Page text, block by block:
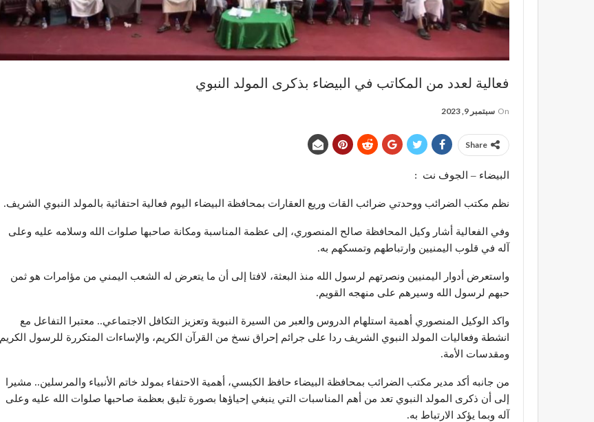
فعالية لعدد من المكاتب في البيضاء بذكرى المولد النبوي
On سبتمبر 9, 2023
Share
البيضاء – الجوف نت :
نظم مكتب الضرائب ووحدتي ضرائب القات وريع العقارات بمحافظة البيضاء اليوم فعالية احتفائية بالمولد النبوي الشريف.
وفي الفعالية أشار وكيل المحافظة صالح المنصوري، إلى عظمة المناسبة ومكانة صاحبها صلوات الله وسلامه عليه وعلى
آله في قلوب اليمنيين وارتباطهم وتمسكهم به.
واستعرض أدوار اليمنيين ونصرتهم لرسول الله منذ البعثة، لافتا إلى أن ما يتعرض له الشعب اليمني من مؤامرات هو ثمن
حبهم لرسول الله وسيرهم على منهجه القويم.
واكد الوكيل المنصوري أهمية استلهام الدروس والعبر من السيرة النبوية وتعزيز التكافل الاجتماعي.. معتبرا التفاعل مع
انشطة وفعاليات المولد النبوي الشريف ردا على جرائم إحراق نسخ من القرآن الكريم، والإساءات المتكررة للرسول الكريم
ومقدسات الأمة.
من جانبه أكد مدير مكتب الضرائب بمحافظة البيضاء حافظ الكبسي، أهمية الاحتفاء بمولد خاتم الأنبياء والمرسلين.. مشيرا
إلى أن ذكرى المولد النبوي تعد من أهم المناسبات التي ينبغي إحياؤها بصورة تليق بعظمة صاحبها صلوات الله عليه وعلى
آله وبما يؤكد الارتباط به.